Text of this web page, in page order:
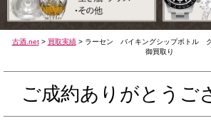
古酒.net> 買取実績> ラーセン バイキングシップボトル
御買取り
ご成約ありがとうご